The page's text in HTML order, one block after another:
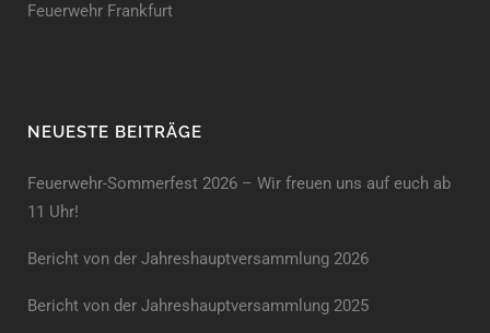
Feuerwehr Frankfurt
NEUESTE BEITRÄGE
Feuerwehr-Sommerfest 2026 – Wir freuen uns auf euch ab
11 Uhr!
Bericht von der Jahreshauptversammlung 2026
Bericht von der Jahreshaupt­versammlung 2025